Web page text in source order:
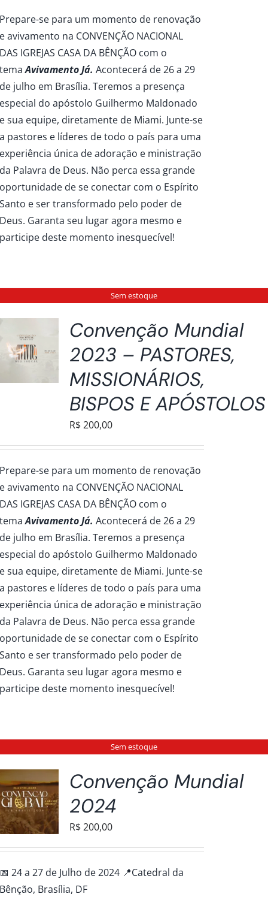
Prepare-se para um momento de renovação
e avivamento na CONVENÇÃO NACIONAL
DAS IGREJAS CASA DA BÊNÇÃO com o
temaAvivamento Já.Acontecerá de 26 a 29
de julho em Brasília. Teremos a presença
especial do apóstolo Guilhermo Maldonado
e sua equipe, diretamente de Miami. Junte-se
a pastores e líderes de todo o país para uma
experiência única de adoração e ministração
da Palavra de Deus. Não perca essa grande
oportunidade de se conectar com o Espírito
Santo e ser transformado pelo poder de
Deus. Garanta seu lugar agora mesmo e
participe deste momento inesquecível!
Sem estoque
Convenção Mundial
2023 – PASTORES,
MISSIONÁRIOS,
BISPOS E APÓSTOLOS
R$200,00
Prepare-se para um momento de renovação
e avivamento na CONVENÇÃO NACIONAL
DAS IGREJAS CASA DA BÊNÇÃO com o
temaAvivamento Já.Acontecerá de 26 a 29
de julho em Brasília. Teremos a presença
especial do apóstolo Guilhermo Maldonado
e sua equipe, diretamente de Miami. Junte-se
a pastores e líderes de todo o país para uma
experiência única de adoração e ministração
da Palavra de Deus. Não perca essa grande
oportunidade de se conectar com o Espírito
Santo e ser transformado pelo poder de
Deus. Garanta seu lugar agora mesmo e
participe deste momento inesquecível!
Sem estoque
Convenção Mundial
2024
R$200,00
📅 24 a 27 de Julho de 2024 📍Catedral da
Bênção, Brasília, DF